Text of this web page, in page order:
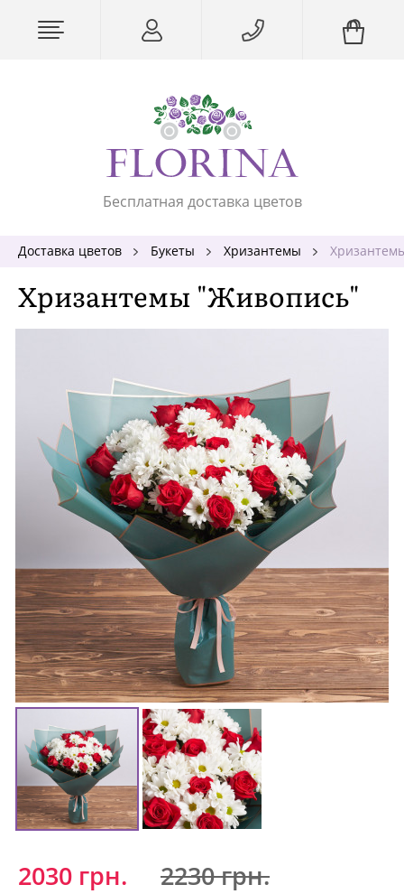
Бесплатная доставка цветов
Доставка цветов Букеты Хризантемы
Хризантемы "Живопись"
2030 грн. 2230 грн.